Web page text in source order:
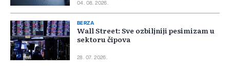
04. 08. 2026.
BERZA
Wall Street: Sve ozbiljniji pesimizam u
sektoru čipova
28. 07. 2026.